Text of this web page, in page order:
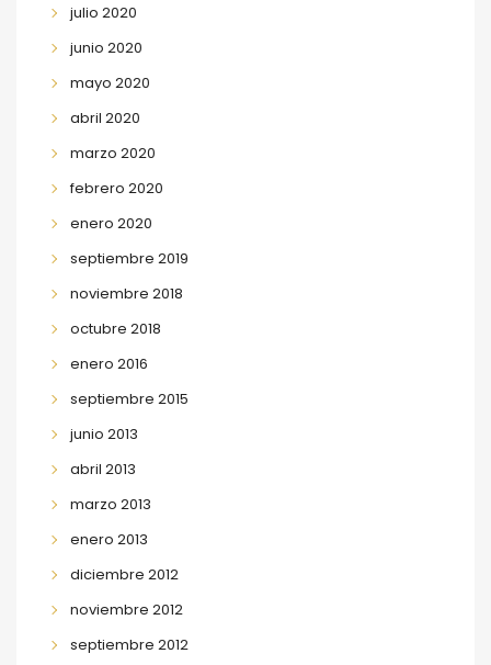
julio 2020
junio 2020
mayo 2020
abril 2020
marzo 2020
febrero 2020
enero 2020
septiembre 2019
noviembre 2018
octubre 2018
enero 2016
septiembre 2015
junio 2013
abril 2013
marzo 2013
enero 2013
diciembre 2012
noviembre 2012
septiembre 2012